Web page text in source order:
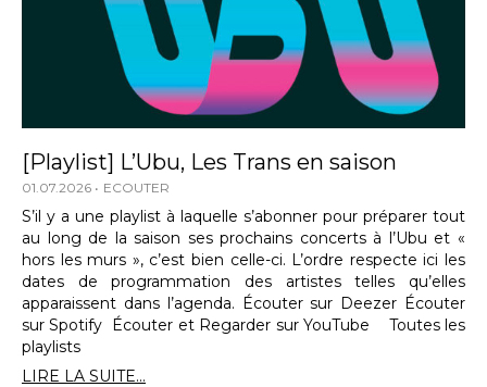
[Playlist] L’Ubu, Les Trans en saison
01.07.2026 ECOUTER
S’il y a une playlist à laquelle s’abonner pour préparer tout
au long de la saison ses prochains concerts à l’Ubu et «
hors les murs », c’est bien celle-ci. L’ordre respecte ici les
dates de programmation des artistes telles qu’elles
apparaissent dans l’agenda. Écouter sur Deezer Écouter
sur Spotify Écouter et Regarder sur YouTube Toutes les
playlists
LIRE LA SUITE...